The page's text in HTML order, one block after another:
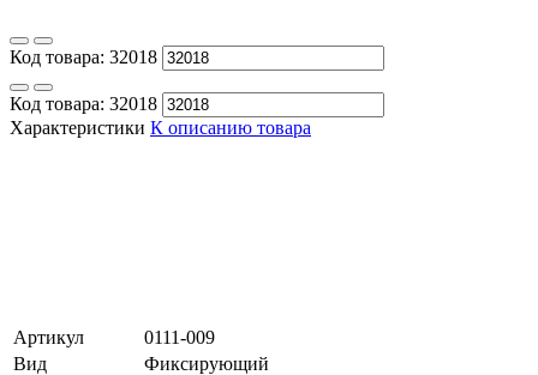
Код товара: 32018
Код товара: 32018
Характеристики К описанию товара
Артикул
0111-009
Вид
Фиксирующий